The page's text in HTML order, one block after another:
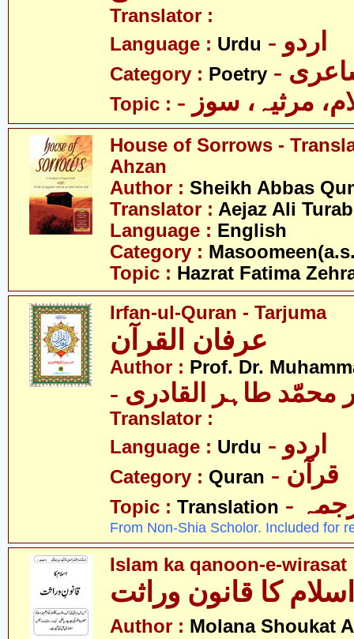
Translator :
Language : Urdu - اردو
Category : Poetry
Topic : مرثیہ، سوز
House of Sorrows -
Ahzan
Author : Sheikh Abbas
Translator : Aejaz Ali
Language : English
Category :
Topic : Hazrat Fatima
Irfan-ul-Quran - Tarjuma
عرفان القرآن
Author : Prof. Dr.
محمّد طاہر القادری
Translator :
Language : Urdu - اردو
Category : Quran - قرآن
Topic : Translation
From Non-Shia Scholor. Included for
Islam ka qanoon-e-wirasat
اسلام کا قانون وراثت
Author : Molana Shoukat